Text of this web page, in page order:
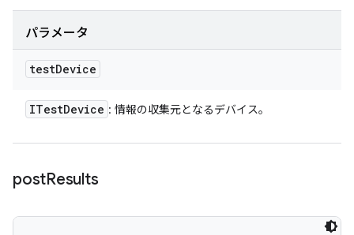
パラメータ
testDevice
ITestDevice : 情報の収集元となるデバイス。
postResults